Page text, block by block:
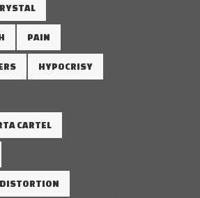
PAIN
HYPOCRISY
CARTEL
DISTORTION